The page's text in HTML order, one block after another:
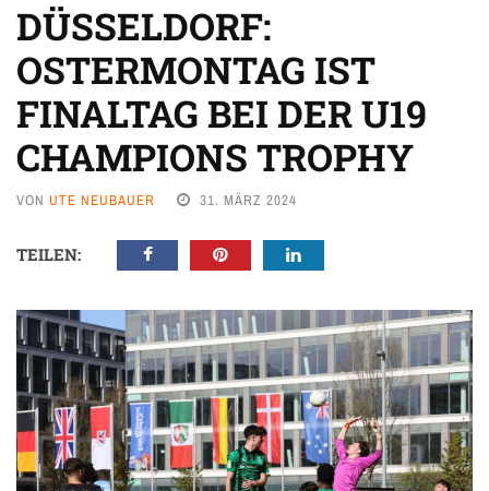
DÜSSELDORF:
OSTERMONTAG IST
FINALTAG BEI DER U19
CHAMPIONS TROPHY
VON UTE NEUBAUER 31. MÄRZ 2024
TEILEN: